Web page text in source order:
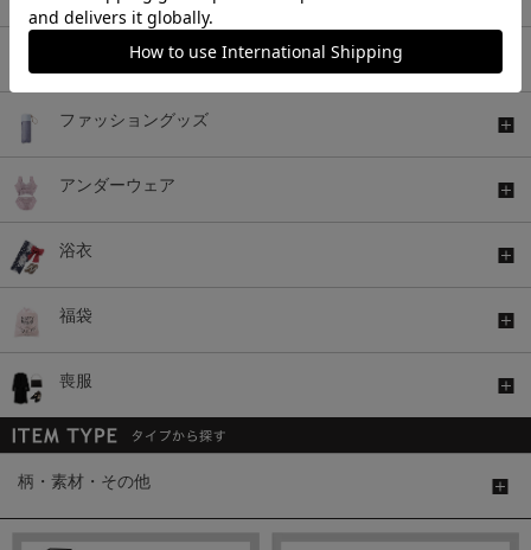
ファッショングッズ
アンダーウェア
浴衣
福袋
喪服
柄・素材・その他